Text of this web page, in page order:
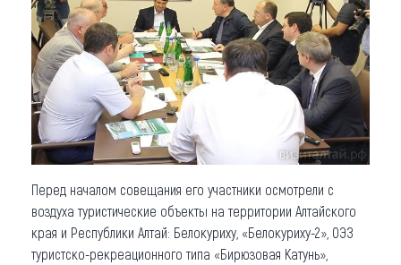
Перед началом совещания его участники осмотрели с
воздуха туристические объекты на территории Алтайского
края и Республики Алтай: Белокуриху, «Белокуриху-2», ОЭЗ
туристско-рекреационного типа «Бирюзовая Катунь»,